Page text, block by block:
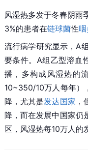
风湿热多发于冬春阴雨
3%的患者在链球菌性
流行病学研究显示，A
要条件。A组乙型溶血
播，多构成风湿热的
10~350/10万人每年）
降，尤其是发达国家
降，而在发展中国家仍
区，风湿热每10万人的